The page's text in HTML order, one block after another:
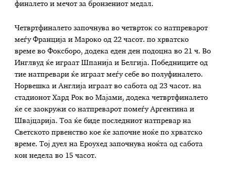
финалето и мечот за бронзениот медал.
Четвртфиналето започнува во четврток со натпреварот
меѓу Франција и Мароко од 22 часот. по хрватско
време во Фоксборо, додека еден ден подоцна во 21 ч. Во
Инглвуд ќе играат Шпанија и Белгија. Победниците од
тие натпревари ќе играат меѓу себе во полуфиналето.
Норвешка и Англија играат во сабота од 23 часот. на
стадионот Хард Рок во Мајами, додека четвртфиналето
ќе се заокружи со натпреварот помеѓу Аргентина и
Швајцарија. Тоа ќе биде последниот натпревар на
Светското првенство кое ќе започне ноќе по хрватско
време. Тој дуел на Ероухед започнува ноќта од сабота
кон недела во 15 часот.